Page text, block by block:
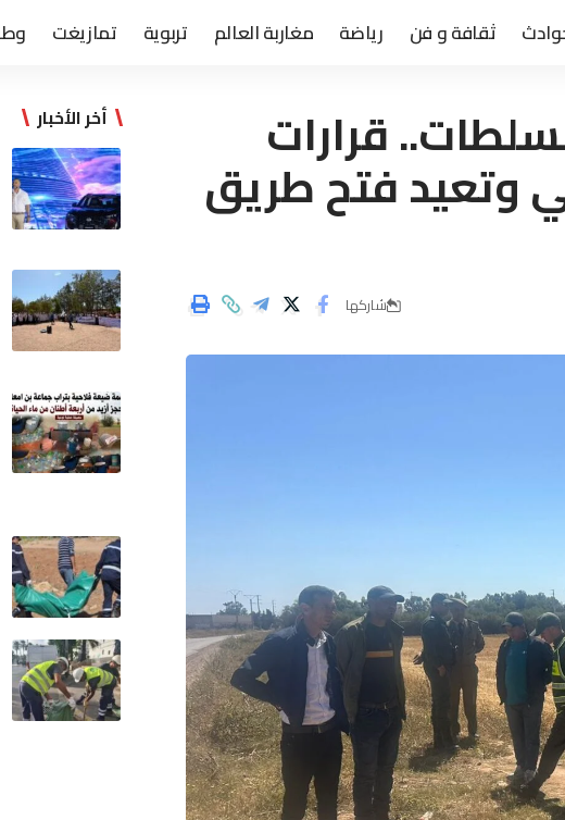
ثقافة و فن رياضة مغاربة العالم تربوية تمازيغت
قرارات
وتعيد فتح طريق
شاركها
أخر الأخبار